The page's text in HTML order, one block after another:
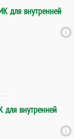
для внутренней
для внутренней